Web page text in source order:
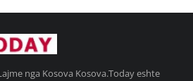
nga Kosova Kosova.Today eshte